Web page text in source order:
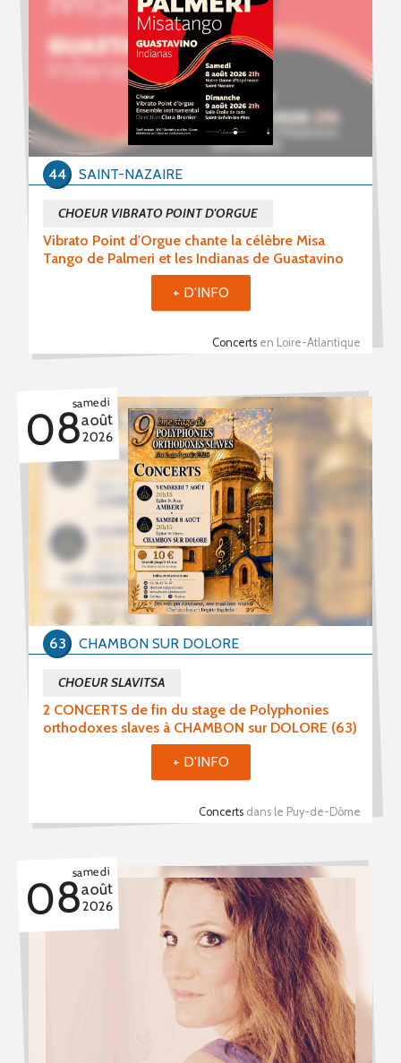
PROPOSER UN ÉVÈNEMENT
RSS ÉVÈNEMENTS
Vibrato Point d'Orgue chante la célèbre Misa
Tango de Palmeri et les Indianas de Guastavino
CHOEUR VIBRATO POINT D'ORGUE
Concerts en Loire-Atlantique
SAINT-NAZAIRE
44
+ D'INFO
samedi
08août
2026
2 CONCERTS de fin du stage de Polyphonies
orthodoxes slaves à CHAMBON sur DOLORE (63)
CHOEUR SLAVITSA
Concerts dans le Puy-de-Dôme
CHAMBON SUR DOLORE
63
+ D'INFO
samedi
08août
2026